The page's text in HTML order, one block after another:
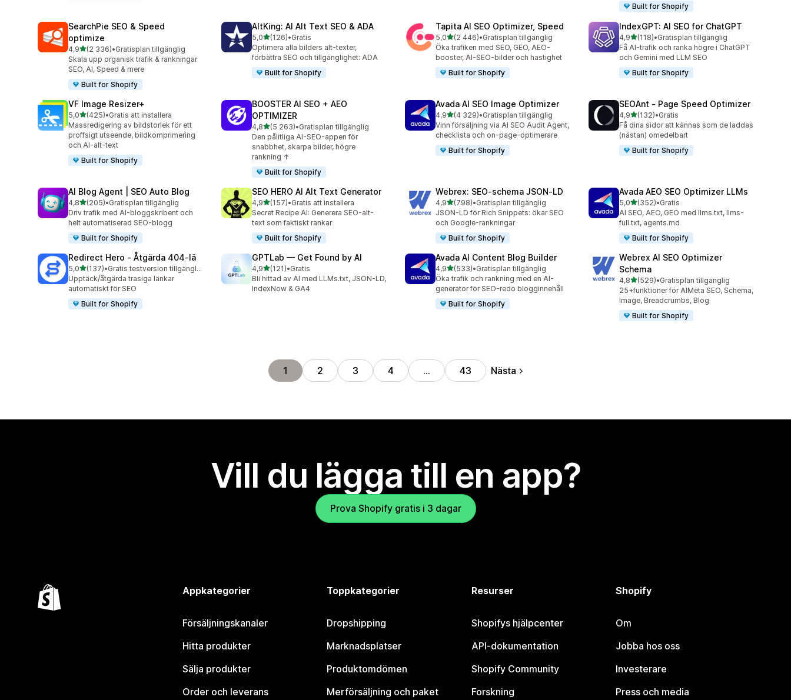
Built for Shopify
SearchPie SEO & Speed
optimize
4,9av 5 stjärnor
(2 336)
2336 recensioner totalt
•Gratisplan tillgänglig
Skala upp organisk trafik & rankningar
SEO, AI, Speed & mere
Built for Shopify
AltKing: AI Alt Text SEO & ADA
5,0av 5 stjärnor
(126)
126 recensioner totalt
•Gratis
Optimera alla bilders alt-texter,
förbättra SEO och tillgänglighet: ADA
Built for Shopify
Tapita AI SEO Optimizer, Speed
5,0av 5 stjärnor
(2 446)
2446 recensioner totalt
•Gratisplan tillgänglig
Öka trafiken med SEO, GEO, AEO-
booster, AI-SEO-bilder och hastighet
Built for Shopify
IndexGPT: AI SEO for ChatGPT
4,9av 5 stjärnor
(118)
118 recensioner totalt
•Gratisplan tillgänglig
Få AI-trafik och ranka högre i ChatGPT
och Gemini med LLM SEO
Built for Shopify
VF Image Resizer+
5,0av 5 stjärnor
(425)
425 recensioner totalt
•Gratis att installera
Massredigering av bildstorlek för ett
proffsigt utseende, bildkomprimering
och AI-alt-text
Built for Shopify
BOOSTER AI SEO + AEO
OPTIMIZER
4,8av 5 stjärnor
(5 263)
5263 recensioner totalt
•Gratisplan tillgänglig
Den pålitliga AI-SEO-appen för
snabbhet, skarpa bilder, högre
rankning ↑
Built for Shopify
Avada AI SEO Image Optimizer
4,9av 5 stjärnor
(4 329)
4329 recensioner totalt
•Gratisplan tillgänglig
Vinn försäljning via AI SEO Audit Agent,
checklista och on-page-optimerare
Built for Shopify
SEOAnt ‑ Page Speed Optimizer
4,9av 5 stjärnor
(132)
132 recensioner totalt
•Gratis
Få dina sidor att kännas som de laddas
(nästan) omedelbart
Built for Shopify
AI Blog Agent | SEO Auto Blog
4,8av 5 stjärnor
(205)
205 recensioner totalt
•Gratisplan tillgänglig
Driv trafik med AI-bloggskribent och
helt automatiserad SEO-blogg
Built for Shopify
SEO HERO AI Alt Text Generator
4,9av 5 stjärnor
(157)
157 recensioner totalt
•Gratis att installera
Secret Recipe AI: Generera SEO-alt-
text som faktiskt rankar
Built for Shopify
Webrex: SEO‑schema JSON‑LD
4,9av 5 stjärnor
(798)
798 recensioner totalt
•Gratisplan tillgänglig
JSON-LD för Rich Snippets: ökar SEO
och Google-rankningar
Built for Shopify
Avada AEO SEO Optimizer LLMs
5,0av 5 stjärnor
(352)
352 recensioner totalt
•Gratis
AI SEO, AEO, GEO med llms.txt, llms-
full.txt, agents.md
Built for Shopify
Redirect Hero ‑ Åtgärda 404‑lä
5,0av 5 stjärnor
(137)
137 recensioner totalt
•
Gratis testversion tillgänglig
Upptäck/åtgärda trasiga länkar
automatiskt för SEO
Built for Shopify
GPTLab — Get Found by AI
4,9av 5 stjärnor
(121)
121 recensioner totalt
•Gratis
Bli hittad av AI med LLMs.txt, JSON-LD,
IndexNow & GA4
Avada AI Content Blog Builder
4,9av 5 stjärnor
(533)
533 recensioner totalt
•Gratisplan tillgänglig
Öka trafik och rankning med en AI-
generator för SEO-redo blogginnehåll
Built for Shopify
Webrex AI SEO Optimizer
Schema
4,8av 5 stjärnor
(529)
529 recensioner totalt
•Gratisplan tillgänglig
25+funktioner för AIMeta SEO, Schema,
Image, Breadcrumbs, Blog
Built for Shopify
1 2 3 4 … 43 Nästa
Vill du lägga till en app?
Prova Shopify gratis i 3 dagar
Appkategorier
Försäljningskanaler
Hitta produkter
Sälja produkter
Order och leverans
Toppkategorier
Dropshipping
Marknadsplatser
Produktomdömen
Merförsäljning och paket
Resurser
Shopifys hjälpcenter
API-dokumentation
Shopify Community
Forskning
Shopify
Om
Jobba hos oss
Investerare
Press och media